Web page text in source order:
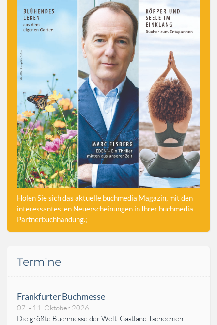
Holen Sie sich das aktuelle buchmedia Magazin, mit den
interessantesten Neuerscheinungen in Ihrer buchmedia
Partnerbuchhandung.;
Termine
Frankfurter Buchmesse
07. - 11. Oktober 2026
Die größte Buchmesse der Welt. Gastland Tschechien